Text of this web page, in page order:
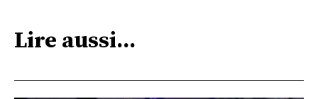
Lire aussi...